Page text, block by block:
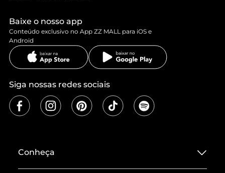
Baixe o nosso app
Conteúdo exclusivo no App ZZ MALL para iOS e
Android
Siga nossas redes sociais
Conheça